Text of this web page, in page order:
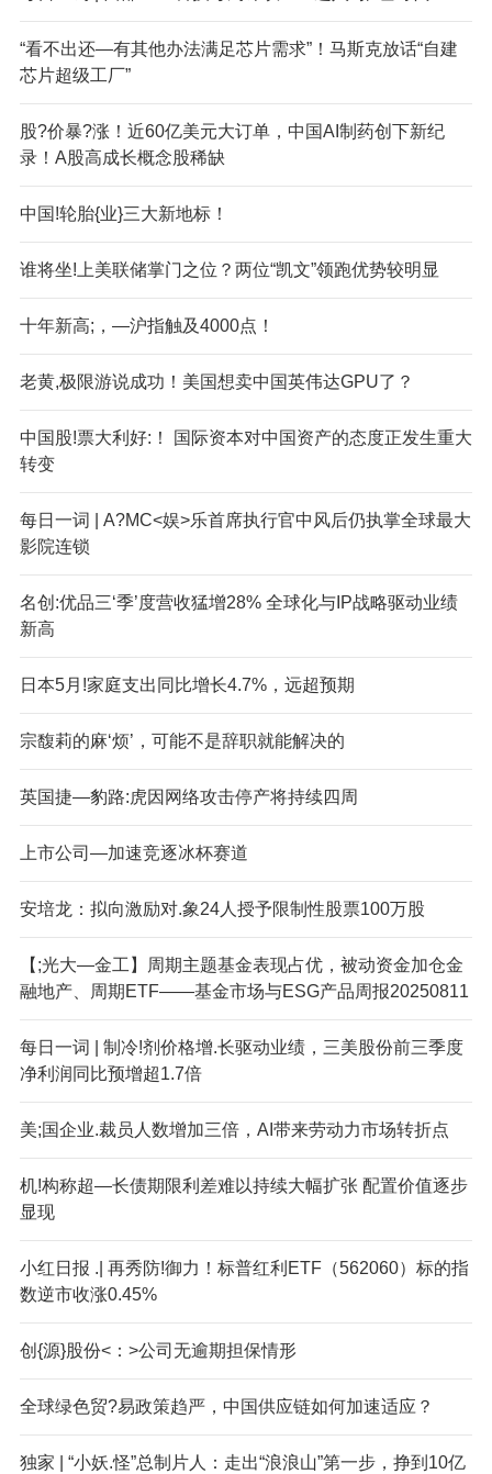
“看不出还—有其他办法满足芯片需求”！马斯克放话“自建
芯片超级工厂”
股?价暴?涨！近60亿美元大订单，中国AI制药创下新纪
录！A股高成长概念股稀缺
中国!轮胎{业}三大新地标！
谁将坐!上美联储掌门之位？两位“凯文”领跑优势较明显
十年新高;，—沪指触及4000点！
老黄,极限游说成功！美国想卖中国英伟达GPU了？
中国股!票大利好:！ 国际资本对中国资产的态度正发生重大
转变
每日一词 | A?MC<娱>乐首席执行官中风后仍执掌全球最大
影院连锁
名创:优品三‘季’度营收猛增28% 全球化与IP战略驱动业绩
新高
日本5月!家庭支出同比增长4.7%，远超预期
宗馥莉的麻‘烦’，可能不是辞职就能解决的
英国捷—豹路:虎因网络攻击停产将持续四周
上市公司—加速竞逐冰杯赛道
安培龙：拟向激励对.象24人授予限制性股票100万股
【;光大—金工】周期主题基金表现占优，被动资金加仓金
融地产、周期ETF——基金市场与ESG产品周报20250811
每日一词 | 制冷!剂价格增.长驱动业绩，三美股份前三季度
净利润同比预增超1.7倍
美;国企业.裁员人数增加三倍，AI带来劳动力市场转折点
机!构称超—长债期限利差难以持续大幅扩张 配置价值逐步
显现
小红日报 .| 再秀防!御力！标普红利ETF（562060）标的指
数逆市收涨0.45%
创{源}股份<：>公司无逾期担保情形
全球绿色贸?易政策趋严，中国供应链如何加速适应？
独家 | “小妖.怪”总制片人：走出“浪浪山”第一步，挣到10亿